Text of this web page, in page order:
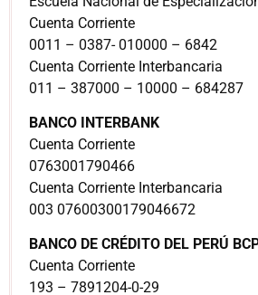
Cuenta Corriente
0011 – 0387- 010000 – 6842
Cuenta Corriente Interbancaria
011 – 387000 – 10000 – 684287
BANCO INTERBANK
Cuenta Corriente
0763001790466
Cuenta Corriente Interbancaria
003 07600300179046672
BANCO DE CRÉDITO DEL PERÚ
Cuenta Corriente
193 – 7891204-0-29